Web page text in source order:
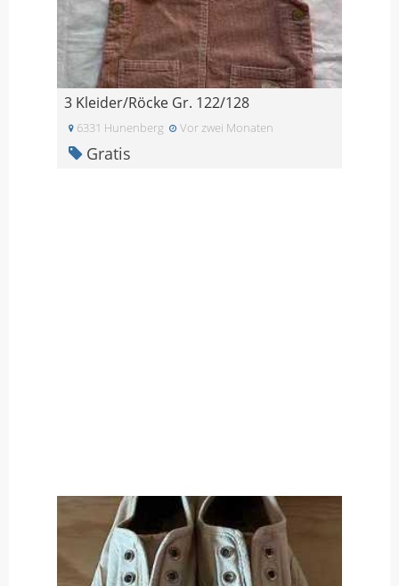
3 Kleider/Röcke Gr. 122/128
6331 Hunenberg Vor zwei Monaten
Gratis